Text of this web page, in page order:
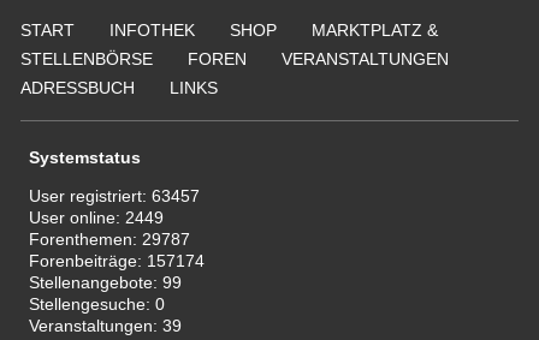
START INFOTHEK SHOP
MARKTPLATZ &
STELLENBÖRSE
FOREN
VERANSTALTUNGEN
ADRESSBUCH
LINKS
Systemstatus
User registriert:63457
User online: 2449
Forenthemen: 29787
Forenbeiträge: 157174
Stellenangebote:99
Stellengesuche:0
Veranstaltungen:39